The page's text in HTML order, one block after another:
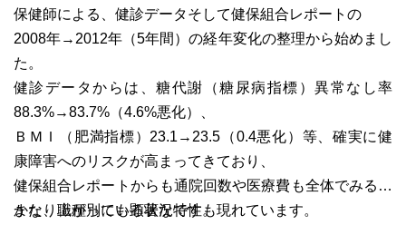
保健師による、健診データそして健保組合レポートの
2008年→2012年（5年間）の経年変化の整理から始めまし
た。
健診データからは、糖代謝（糖尿病指標）異常なし率
88.3%→83.7%（4.6%悪化）、
ＢＭＩ（肥満指標）23.1→23.5（0.4悪化）等、確実に健
康障害へのリスクが高まってきており、
健保組合レポートからも通院回数や医療費も全体でみると
かなり上がっている状況です。
また、職種別にも顕著な特性も現れています。